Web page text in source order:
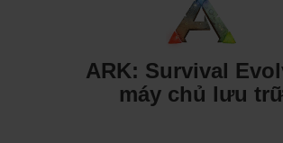
ARK: Survival
máy chủ lưu